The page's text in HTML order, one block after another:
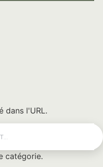
dans l'URL.
catégorie.